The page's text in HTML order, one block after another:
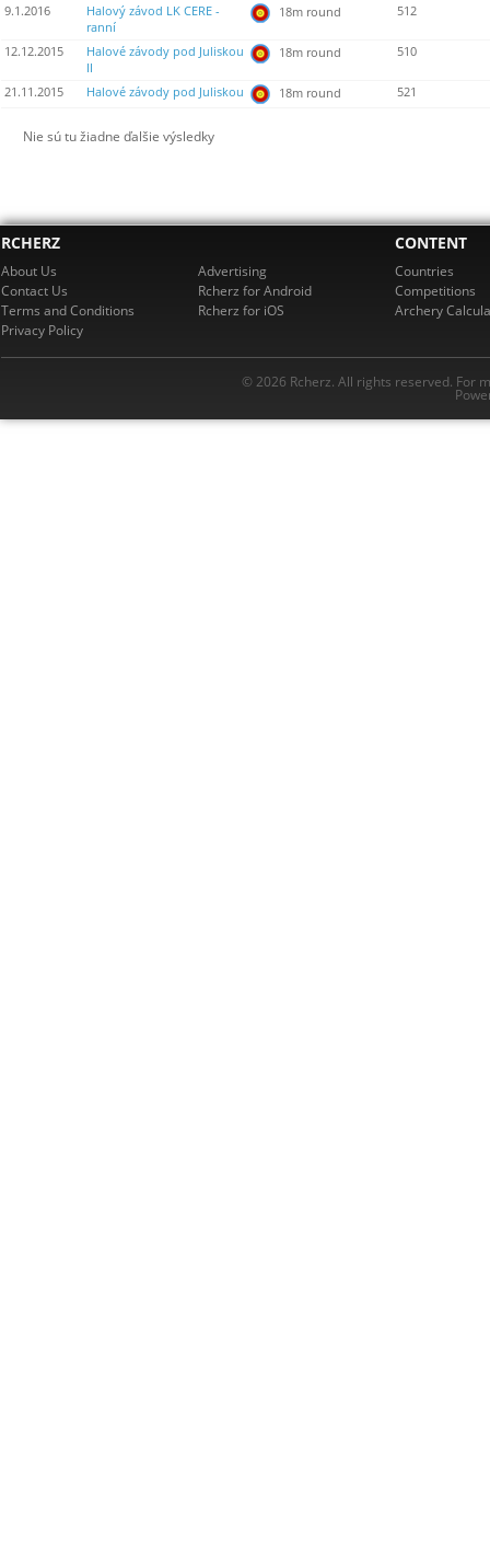
9.1.2016
Halový závod LK CERE -
ranní
18m round 512
12.12.2015
Halové závody pod Juliskou
II
18m round 510
21.11.2015 Halové závody pod Juliskou 18m round 521
Nie sú tu žiadne ďalšie výsledky
RCHERZ
About Us
Contact Us
Terms and Conditions
Privacy Policy
Advertising
Rcherz for Android
Rcherz for iOS
CONTENT
Countries
Competitions
Archery
© 2026 Rcherz. All rights reserved. For